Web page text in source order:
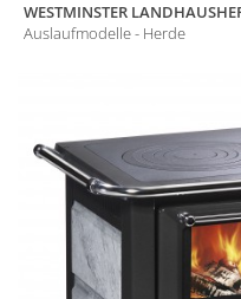
WESTMINSTER
Auslaufmodelle - Herde